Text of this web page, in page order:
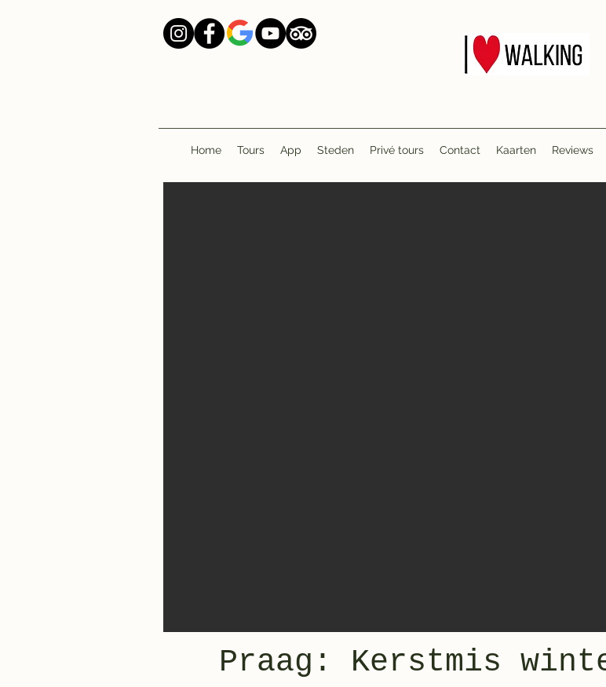
Home Tours App Steden Privé tours Contact Kaarten Reviews
Praag: Kerstmis